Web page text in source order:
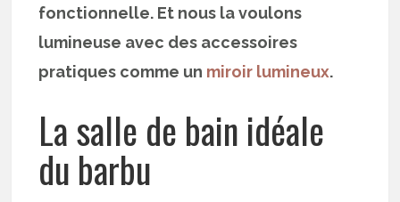
fonctionnelle. Et nous la voulons
lumineuse avec des accessoires
pratiques comme un miroir lumineux.
La salle de bain idéale
du barbu